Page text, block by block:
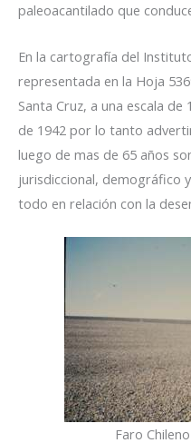
paleoacantilado que
En la cartografía del
representada en la Hoja
Santa Cruz, a una escala
de 1942 por lo tanto
luego de mas de 65 años
jurisdiccional, demográfico
todo en relación con la
Faro